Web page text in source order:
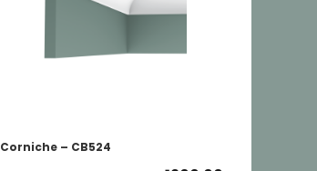
Corniche – CB524